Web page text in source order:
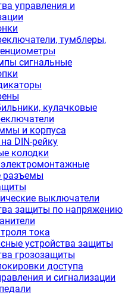
управления и
тумблеры,
сигнальные
кулачковые
и корпуса
DIN-рейку
колодки
разъемы
выключатели
защиты по напряжению
тока
устройства защиты
грозозащиты
доступа
и сигнализации